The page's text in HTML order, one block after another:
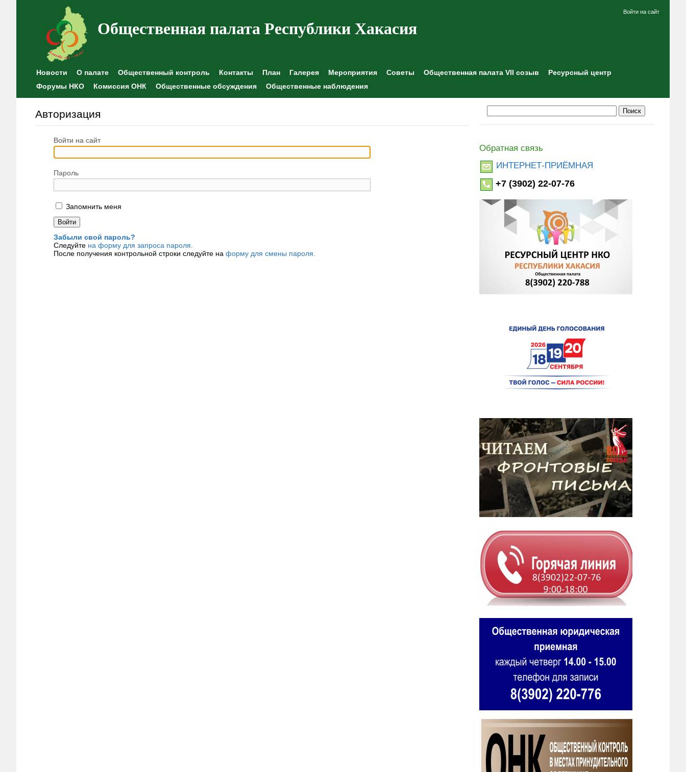
Общественная палата Республики Хакасия
Войти на сайт
Новости О палате Общественный контроль Контакты План Галерея Мероприятия Советы Общественная палата VII созыв
Ресурсный центр
Форумы НКО
Комиссия ОНК Общественные обсуждения Общественные наблюдения
Авторизация
Войти на сайт
Пароль
Запомнить меня
Забыли свой пароль?
Следуйте на форму для запроса пароля.
После получения контрольной строки следуйте на форму для смены пароля.
Обратная связь
ИНТЕРНЕТ-ПРИЁМНАЯ
+7 (3902) 22-07-76